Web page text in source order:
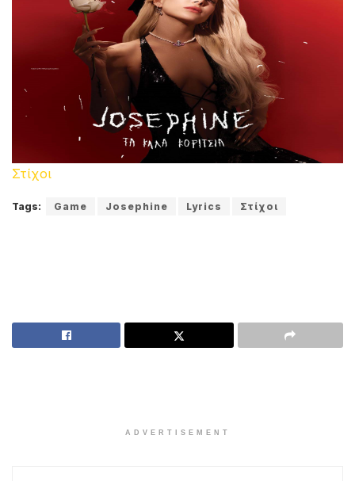
Στίχοι
Tags: Game Josephine Lyrics Στίχοι
ADVERTISEMENT